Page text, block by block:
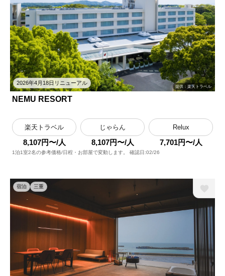
2026年4月18日リニューアル
提供：楽天トラベル
NEMU RESORT
楽天トラベル
8,107円〜/人
じゃらん
8,107円〜/人
Relux
7,701円〜/人
1泊1室2名の参考価格/日程・お部屋で変動します。 確認日:02/26
宿泊 三重